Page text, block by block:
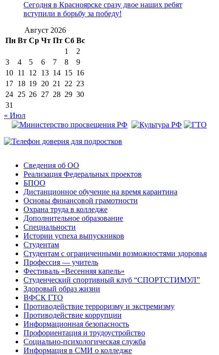
Сегодня в Красноярске сразу двое наших ребят
вступили в борьбу за победу!
Август 2026
Пн Вт Ср Чт Пт Сб Вс
1
2
3
4 5 6 7 8
9
10 11 12 13 14 15 16
17 18 19 20 21 22 23
24 25 26 27 28 29 30
31
« Июл
Сведения об ОО
Реализация Федеральных проектов
БПОО
Дистанционное обучение на время карантина
Основы финансовой грамотности
Охрана труда в колледже
Дополнительное образование
Специальности
Истории успеха выпускников
Студентам
Студентам с ограниченными возможностями здоровья
Профессия — учитель
Фестиваль «Весенняя капель»
Студенческий спортивный клуб “СПОРТСТИМУЛ”
Здоровый образ жизни
ВФСК ГТО
Противодействие терроризму и экстремизму
Противодействие коррупции
Информационная безопасность
Профориентация и трудоустройство
Социально-психологическая служба
Информация в СМИ о колледже